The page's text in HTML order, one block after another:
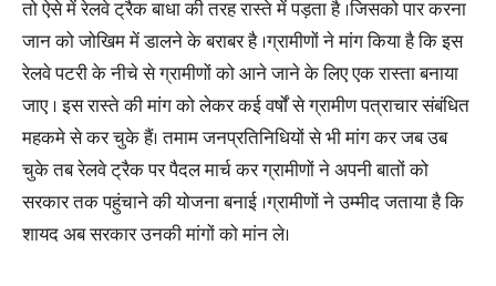
तो ऐसे में रेलवे ट्रैक बाधा की तरह रास्ते में पड़ता है ।जिसको पार करना
जान को जोखिम में डालने के बराबर है ।ग्रामीणों ने मांग किया है कि इस
रेलवे पटरी के नीचे से ग्रामीणों को आने जाने के लिए एक रास्ता बनाया
जाए । इस रास्ते की मांग को लेकर कई वर्षों से ग्रामीण पत्राचार संबंधित
महकमे से कर चुके हैं। तमाम जनप्रतिनिधियों से भी मांग कर जब उब
चुके तब रेलवे ट्रैक पर पैदल मार्च कर ग्रामीणों ने अपनी बातों को
सरकार तक पहुंचाने की योजना बनाई ।ग्रामीणों ने उम्मीद जताया है कि
शायद अब सरकार उनकी मांगों को मांन ले।